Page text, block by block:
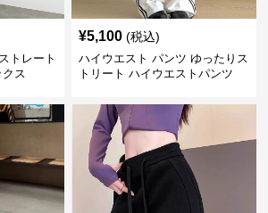
トレート
ス
¥5,100 (税込)
ハイウエスト パンツ ゆったりス
トリート ハイウエストパンツ